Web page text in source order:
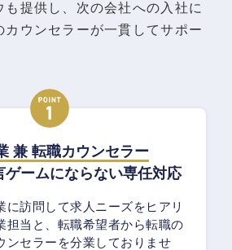
も提供し、次の会社への入社に
カウンセラーが一貫してサポー
兼 転職カウンセラー
ゲームにならない専任対応
に訪問して求人ニーズをヒアリ
担当と、転職希望者から転職の
ンセラーを分業しておりませ